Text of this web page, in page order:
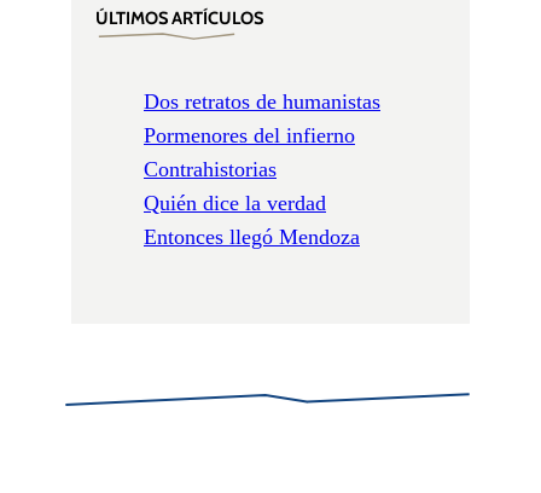
ÚLTIMOS ARTÍCULOS
Dos retratos de humanistas
Pormenores del infierno
Contrahistorias
Quién dice la verdad
Entonces llegó Mendoza